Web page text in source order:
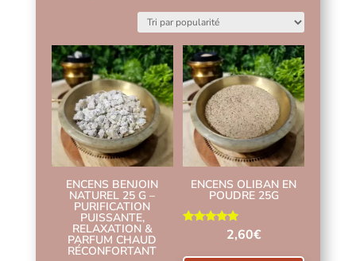
par
ENCENS BENJOIN
NATUREL 25 G –
PURIFICATION
PUISSANTE,
RELAXATION &
PARFUM CHAUD
RÉCONFORTANT
ENCENS OLIBAN EN
POUDRE 25G
2,60€